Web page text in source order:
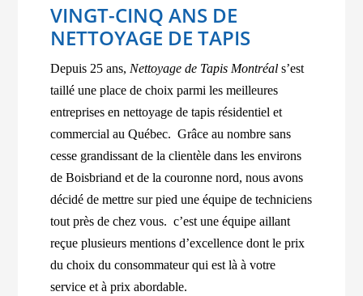
VINGT-CINQ ANS DE
NETTOYAGE DE TAPIS
Depuis 25 ans, Nettoyage de Tapis Montréal s’est
taillé une place de choix parmi les meilleures
entreprises en nettoyage de tapis résidentiel et
commercial au Québec. Grâce au nombre sans
cesse grandissant de la clientèle dans les environs
de Boisbriand et de la couronne nord, nous avons
décidé de mettre sur pied une équipe de techniciens
tout près de chez vous. c’est une équipe aillant
reçue plusieurs mentions d’excellence dont le prix
du choix du consommateur qui est là à votre
service et à prix abordable.